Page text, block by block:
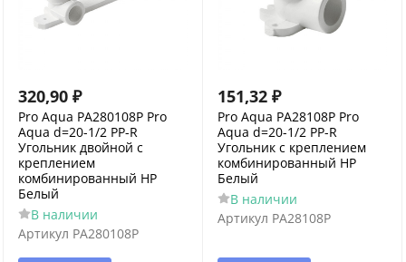
320,90 ₽
Pro Aqua PA280108P Pro
Aqua d=20-1/2 PP-R
Угольник двойной с
креплением
комбинированный НР
Белый
В наличии
Артикул PA280108P
151,32 ₽
Pro Aqua PA28108P Pro
Aqua d=20-1/2 PP-R
Угольник с креплением
комбинированный НР
Белый
В наличии
Артикул PA28108P